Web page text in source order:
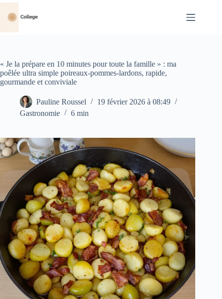
Passer
contenu
« Je la prépare en 10 minutes pour toute la famille » : ma
poêlée ultra simple poireaux-pommes-lardons, rapide,
gourmande et conviviale
Pauline Roussel
19 février 2026 à 08:49
Gastronomie
6 min